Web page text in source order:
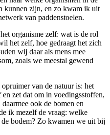
kunnen zijn, en zo kwam ik uit
van paddenstoelen.
organisme zelf: wat is de rol
het zelf, hoe gedraagt het zich
wij daar als mens mee
zoals we meestal gewend
van de natuur is: het
zet dat om in voedingsstoffen,
ook de bomen en
ik mezelf de vraag: welke
bodem? Zo kwamen we uit bij